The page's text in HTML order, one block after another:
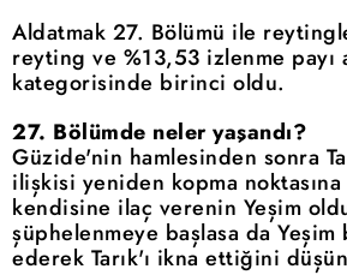
Aldatmak 27. Bölümü ile
reyting ve %13,53 izlenme payı
kategorisinde birinci oldu.
27. Bölümde neler yaşandı?
Güzide'nin hamlesinden sonra
ilişkisi yeniden kopma
kendisine ilaç verenin Yeşim
şüphelenmeye başlasa da
ederek Tarık'ı ikna ettiğini